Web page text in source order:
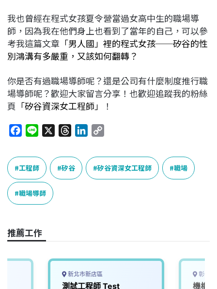
我也曾經在程式女孩夏令營當過女高中生的職場導
師，因為我在他們身上也看到了當年的自己，可以參
考我這篇文章 「男人國」裡的程式女孩──矽谷的性
別鴻溝有多嚴重，又該如何翻轉？
你是否有過職場導師呢？還是公司有什麼制度推行職
場導師呢？歡迎大家留言分享！也歡迎追蹤我的粉絲
頁 「矽谷資深女工程師」 ！
c
e
b
o
o
n
e
r
e
a
n
e
p
y
L
工程師 矽谷 矽谷資深女工程師 職場
職場導師
推薦工作
新北市新店區
測試工程師 Test
彰化
機構